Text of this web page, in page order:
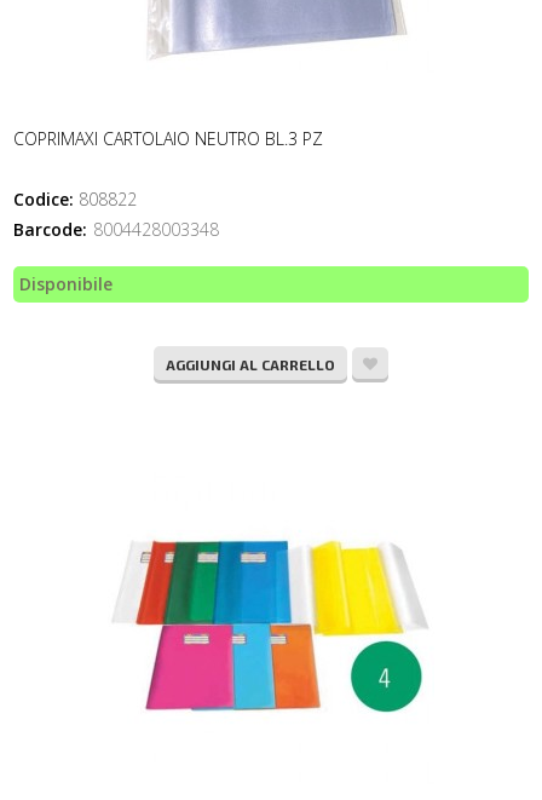
COPRIMAXI CARTOLAIO NEUTRO BL.3 PZ
Codice: 808822
Barcode: 8004428003348
Disponibile
AGGIUNGI AL CARRELLO